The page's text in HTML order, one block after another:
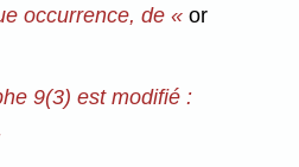
occurrence, de «or
9(3) est modifié :